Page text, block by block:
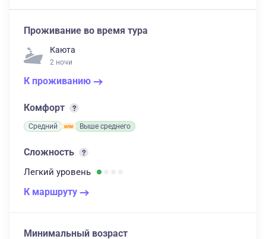
Проживание во время тура
Каюта
2 ночи
К проживанию
Комфорт
Средний Выше среднего
Сложность
Легкий уровень
К маршруту
Минимальный возраст